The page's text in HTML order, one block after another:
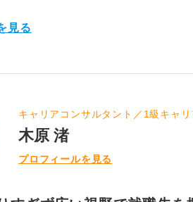
見る
キャリアコンサルタント／1級キャ
木原 渚
プロフィールを見る